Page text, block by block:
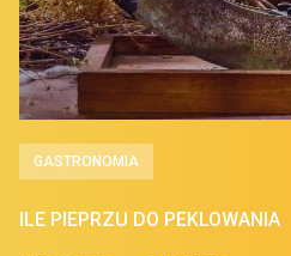
GASTRONOMIA
ILE PIEPRZU DO PEKLOWANIA